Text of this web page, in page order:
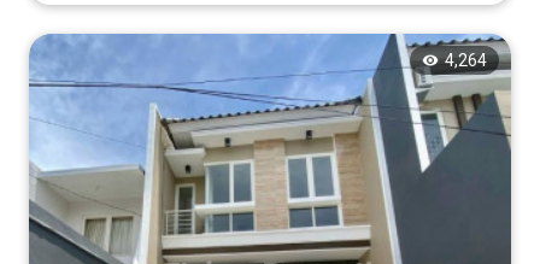
4,264